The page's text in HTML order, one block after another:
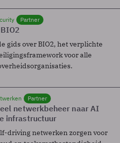
Partner
gids over BIO2, het verplichte
voor alle
Partner
netwerkbeheer naar AI
infrastructuur
driving netwerken zorgen voor